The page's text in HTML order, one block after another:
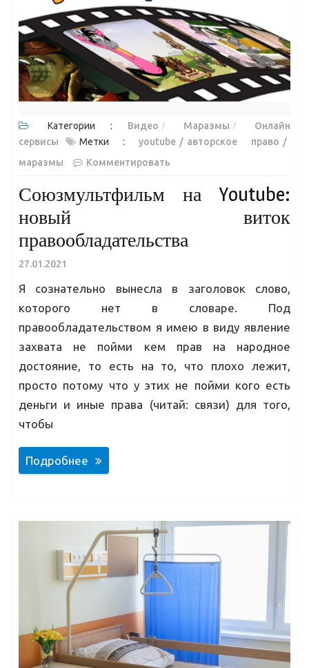
Категории : Видео Маразмы
Онлайн
сервисы
Метки : youtube
авторское право
маразмы
Комментировать
Союзмультфильм на Youtube:
новый виток
правообладательства
27.01.2021
Я сознательно вынесла в заголовок слово,
которого нет в словаре. Под
правообладательством я имею в виду явление
захвата не пойми кем прав на народное
достояние, то есть на то, что плохо лежит,
просто потому что у этих не пойми кого есть
деньги и иные права (читай: связи) для того,
чтобы
Подробнее